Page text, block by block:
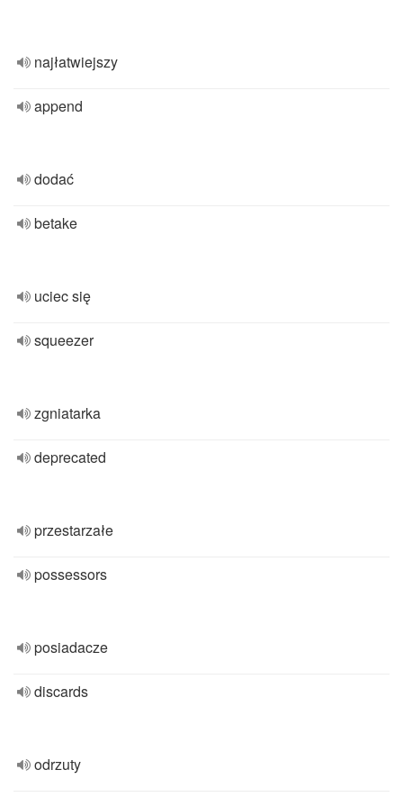
najłatwiejszy
append
dodać
betake
uciec się
squeezer
zgniatarka
deprecated
przestarzałe
possessors
posiadacze
discards
odrzuty